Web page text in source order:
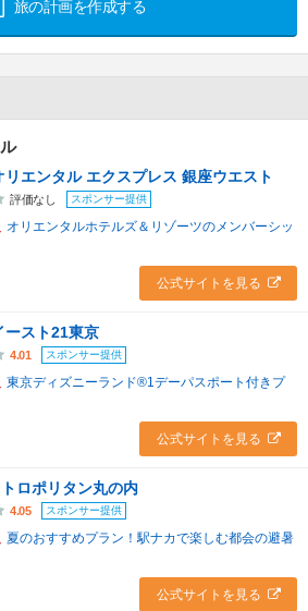
旅の計画を作成する
リエンタル エクスプレス 銀座ウエスト
評価なし スポンサー提供
オリエンタルホテルズ＆リゾーツのメンバーシッ
公式サイトを見る
ースト21東京
4.01 スポンサー提供
東京ディズニーランド®1デーパスポート付きプ
公式サイトを見る
ロポリタン丸の内
4.05 スポンサー提供
夏のおすすめプラン！駅ナカで楽しむ都会の避暑
公式サイトを見る